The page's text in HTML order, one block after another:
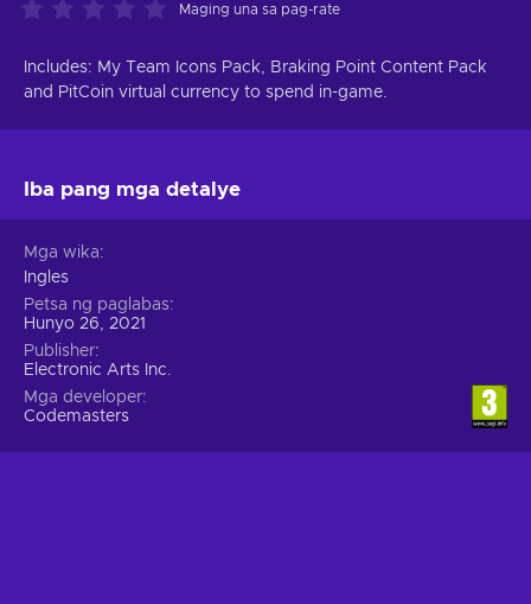
Maging una sa pag-rate
Includes: My Team Icons Pack, Braking Point Content Pack
and PitCoin virtual currency to spend in-game.
Iba pang mga detalye
Mga wika
Ingles
Petsa ng paglabas
Hunyo 26, 2021
Publisher
Electronic Arts Inc.
Mga developer
Codemasters